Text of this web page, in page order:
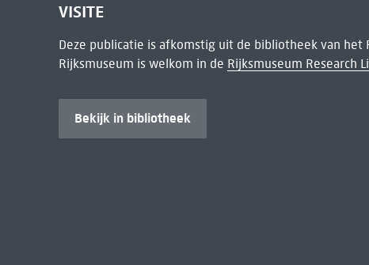
VISITE
Deze publicatie is afkomstig uit de bibliotheek van
Rijksmuseum is welkom in de Rijksmuseum Research
Bekijk in bibliotheek